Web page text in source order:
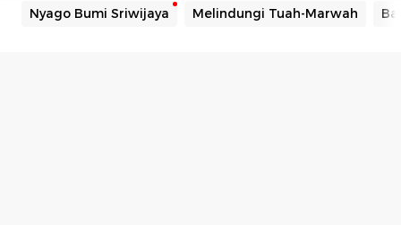
Nyago Bumi Sriwijaya Melindungi Tuah-Marwah